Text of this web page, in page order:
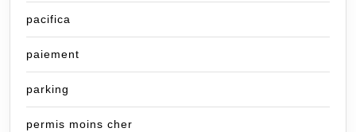
pacifica
paiement
parking
permis moins cher